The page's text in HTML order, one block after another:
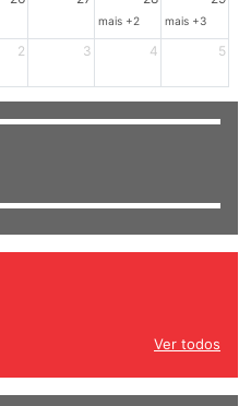
mais +2 mais +3
2 3 4 5
Ver todos